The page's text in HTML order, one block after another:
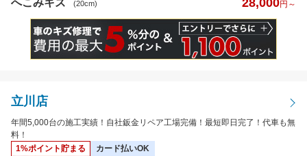
輸入車対応
最短即日仕上がり
閉じる 検索
へこみキズ (20cm) 28,000円～
立川店
年間5,000台の施工実績！自社鈑金リペア工場完備！最短即日完了！代車も無
料！
1%ポイント貯まる
カード払いOK